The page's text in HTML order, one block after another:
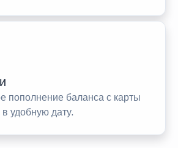
пополнение баланса с карты
удобную дату.